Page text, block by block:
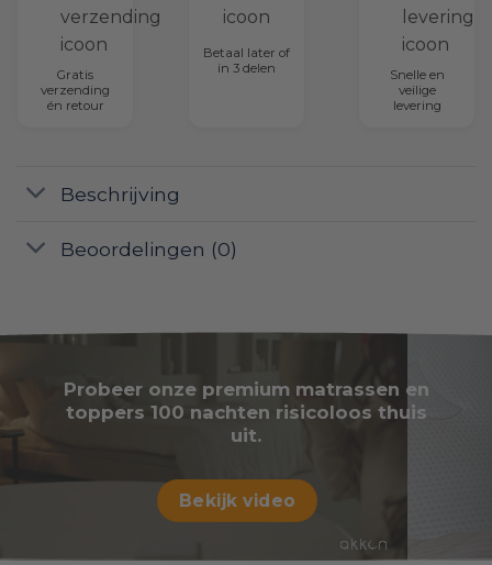
Gratis
verzending
én retour
Betaal later of
in 3 delen
Snelle en
veilige
levering
Beschrijving
Beoordelingen (0)
Probeer onze premium matrassen en
toppers 100 nachten risicoloos thuis
uit.
Bekijk video